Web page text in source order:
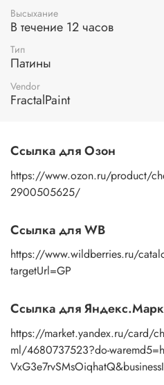
Высыхание
В течение 12 часов
Тип
Патины
Vendor
FractalPaint
Ссылка для Озон
https://www.ozon.ru/product/
2900505625/
Ссылка для WB
https://www.wildberries.ru/
targetUrl=GP
Ссылка для
https://market.yandex.ru/card/
ml/4680737523?do-